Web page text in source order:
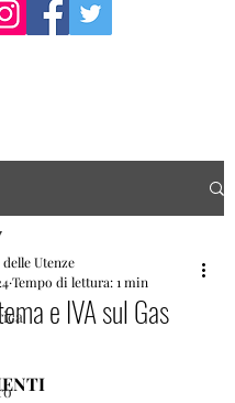
e IVA sul Gas
Utenze
Tempo di lettura: 1 min